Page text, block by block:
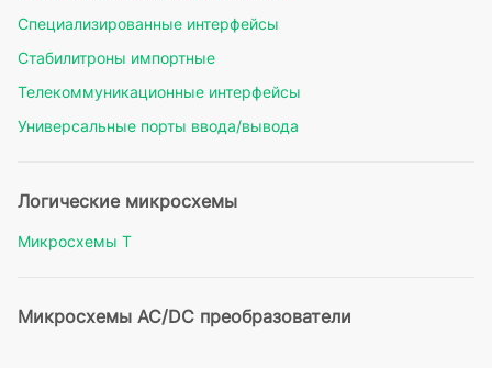
Специализированные интерфейсы
Стабилитроны импортные
Телекоммуникационные интерфейсы
Универсальные порты ввода/вывода
Логические микросхемы
Микросхемы Т
Микросхемы AC/DC преобразователи